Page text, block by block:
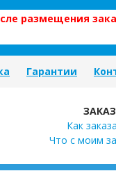
размещения
Гарантии
ЗАКАЗ
Как
Что с моим